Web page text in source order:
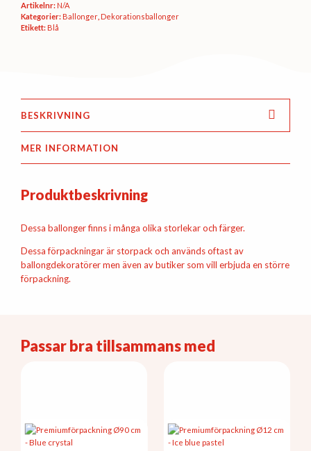
blue
pastel
Artikelnr: N/A
Kategorier: Ballonger, Dekorations­ballonger
Etikett: Blå
BESKRIVNING
MER INFORMATION
Produktbeskrivning
Dessa ballonger finns i många olika storlekar och färger.
Dessa förpackningar är storpack och används oftast av
ballongdekoratörer men även av butiker som vill erbjuda en större
förpackning.
Passar bra tillsammans med